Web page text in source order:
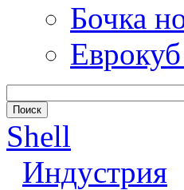
Бочка
Shell
Индустрия